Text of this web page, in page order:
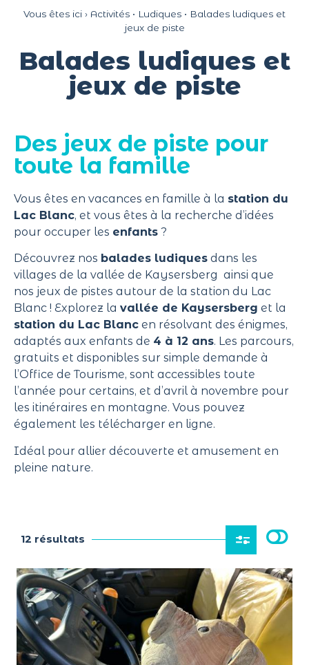
Vous êtes ici › Activités • Ludiques • Balades ludiques et
jeux de piste
Balades ludiques et
jeux de piste
Des jeux de piste pour
toute la famille
Vous êtes en vacances en famille à la station du
Lac Blanc, et vous êtes à la recherche d’idées
pour occuper les enfants ?
Découvrez nos balades ludiques dans les
villages de la vallée de Kaysersberg ainsi que
nos jeux de pistes autour de la station du Lac
Blanc ! Explorez la vallée de Kaysersberg et la
station du Lac Blanc en résolvant des énigmes,
adaptés aux enfants de 4 à 12 ans. Les parcours,
gratuits et disponibles sur simple demande à
l’Office de Tourisme, sont accessibles toute
l’année pour certains, et d’avril à novembre pour
les itinéraires en montagne. Vous pouvez
également les télécharger en ligne.
Idéal pour allier découverte et amusement en
pleine nature.
12 résultats
Panneau de gestion des cookies